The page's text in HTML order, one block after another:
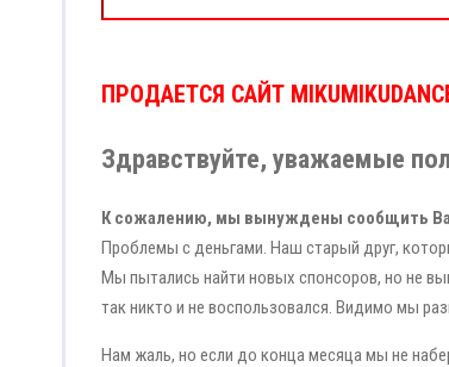
ПРОДАЕТСЯ САЙТ
Здравствуйте, уважаемые
К сожалению, мы вынуждены сообщить
Проблемы с деньгами. Наш старый друг,
Мы пытались найти новых спонсоров, но не
так никто и не воспользовался. Видимо мы
Нам жаль, но если до конца месяца мы не